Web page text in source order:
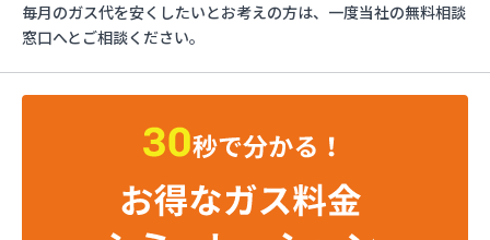
グリーンホーム株式会社
ケイ・ティ液化ガス
コーアガステック株式会社
サンエープロパン
すえまつ興産株式会社
セブンガス株式会社
毎月のガス代を安くしたいとお考えの方は、一度当社の無料相談
窓口へとご相談ください。